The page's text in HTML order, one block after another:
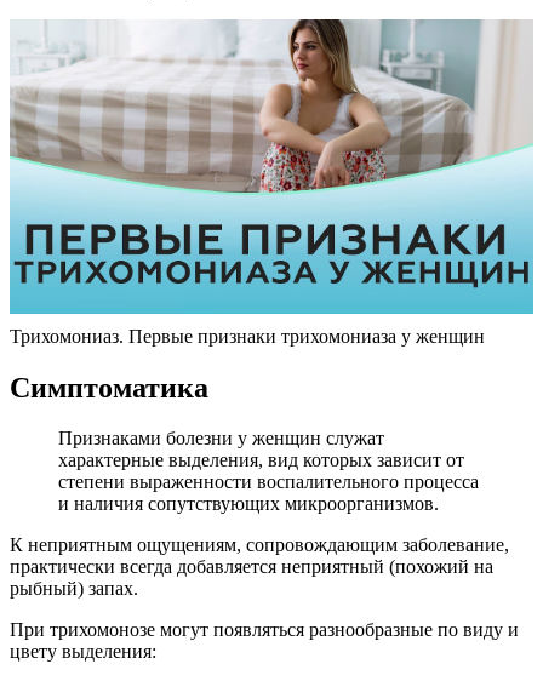
Трихомониаз. Первые признаки трихомониаза у женщин
Симптоматика
Признаками болезни у женщин служат
характерные выделения, вид которых зависит от
степени выраженности воспалительного процесса
и наличия сопутствующих микроорганизмов.
К неприятным ощущениям, сопровождающим заболевание,
практически всегда добавляется неприятный (похожий на
рыбный) запах.
При трихомонозе могут появляться разнообразные по виду и
цвету выделения: